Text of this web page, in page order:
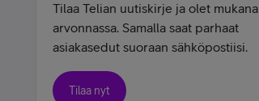
Tilaa Telian uutiskirje ja olet mukana
arvonnassa. Samalla saat parhaat
asiakasedut suoraan sähköpostiisi.
Tilaa nyt